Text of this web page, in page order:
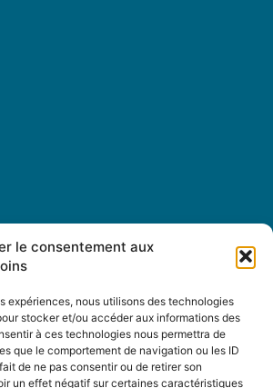
le consentement aux
expériences, nous utilisons des technologies
stocker et/ou accéder aux informations des
à ces technologies nous permettra de
que le comportement de navigation ou les ID
de ne pas consentir ou de retirer son
un effet négatif sur certaines caractéristiques